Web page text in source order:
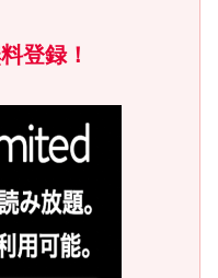
登録！